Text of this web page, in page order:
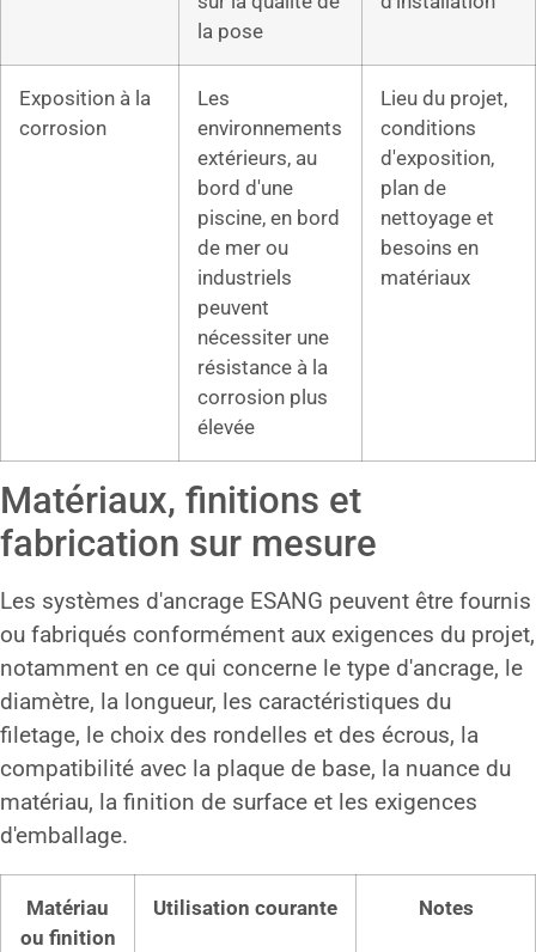
la pose
Exposition à la
corrosion
Les
environnements
extérieurs, au
bord d'une
piscine, en bord
de mer ou
industriels
peuvent
nécessiter une
résistance à la
corrosion plus
élevée
Lieu du projet,
conditions
d'exposition,
plan de
nettoyage et
besoins en
matériaux
Matériaux, finitions et
fabrication sur mesure
Les systèmes d'ancrage ESANG peuvent être fournis
ou fabriqués conformément aux exigences du projet,
notamment en ce qui concerne le type d'ancrage, le
diamètre, la longueur, les caractéristiques du
filetage, le choix des rondelles et des écrous, la
compatibilité avec la plaque de base, la nuance du
matériau, la finition de surface et les exigences
d'emballage.
Matériau
ou finition
Utilisation courante Notes